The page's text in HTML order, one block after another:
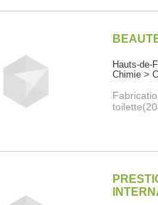
Hauts-de-
Chimie >